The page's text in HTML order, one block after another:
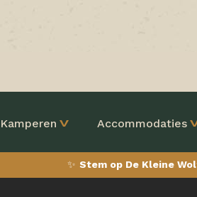
Kamperen Accommodaties
✨ Stem op De Kleine